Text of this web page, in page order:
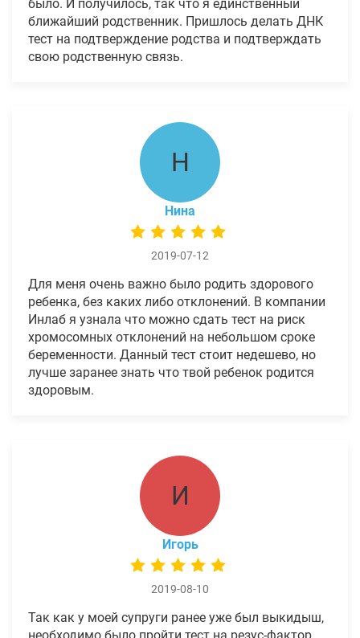
было. И получилось, так что я единственный
ближайший родственник. Пришлось делать ДНК
тест на подтверждение родства и подтверждать
свою родственную связь.
Н
Нина
2019-07-12
Для меня очень важно было родить здорового
ребенка, без каких либо отклонений. В компании
Инлаб я узнала что можно сдать тест на риск
хромосомных отклонений на небольшом сроке
беременности. Данный тест стоит недешево, но
лучше заранее знать что твой ребенок родится
здоровым.
И
Игорь
2019-08-10
Так как у моей супруги ранее уже был выкидыш,
необходимо было пройти тест на резус-фактор